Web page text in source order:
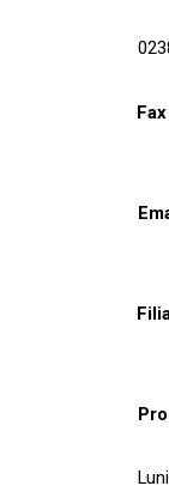
Fax